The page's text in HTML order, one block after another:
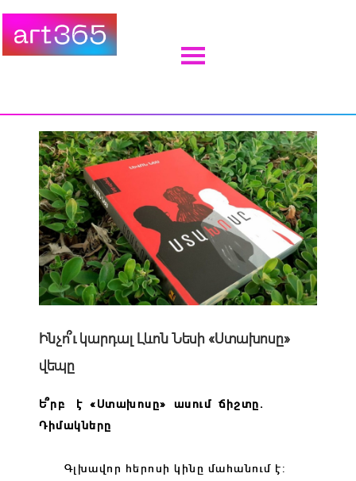
Ինչո՞ւ կարդալ Լևոն Նեսի «Ստախոսը»
վեպը
Ե՞րբ է «Ստախոսը» ասում ճիշտը․
Դիմակները
Գլխավոր հերոսի կինը մահանում է: